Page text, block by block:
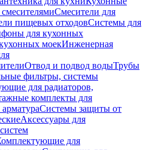
Смесители для
пищевых отходовСистемы для
для кухонных
моекИнженерная
Отвод и подвод водыТрубы
фильтры, системы
для радиаторов,
комплекты для
Системы защиты от
Аксессуары для
для